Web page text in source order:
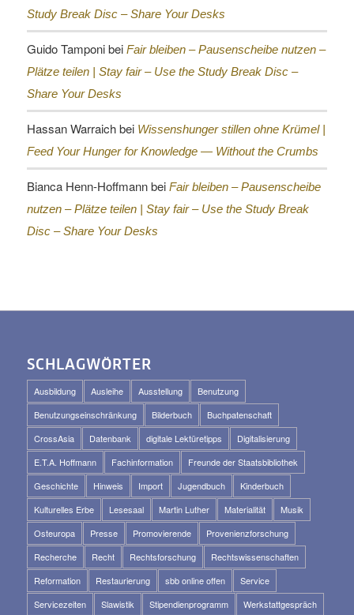
Study Break Disc – Share Your Desks
Guido Tamponibei Fair bleiben – Pausenscheibe nutzen –
Plätze teilen | Stay fair – Use the Study Break Disc –
Share Your Desks
Hassan Warraichbei Wissenshunger stillen ohne Krümel |
Feed Your Hunger for Knowledge — Without the Crumbs
Bianca Henn-Hoffmannbei Fair bleiben – Pausenscheibe
nutzen – Plätze teilen | Stay fair – Use the Study Break
Disc – Share Your Desks
SCHLAGWÖRTER
Ausbildung Ausleihe Ausstellung
Benutzung
Benutzungseinschränkung
Bilderbuch
Buchpatenschaft
CrossAsia
Datenbank digitale Lektüretipps
Digitalisierung
E.T.A. Hoffmann
Fachinformation
Freunde der Staatsbibliothek
Geschichte
Hinweis Import Jugendbuch
Kinderbuch
Kulturelles Erbe
Lesesaal Martin Luther Materialität
Musik
Osteuropa
Presse Promovierende
Provenienzforschung
Recherche
Recht Rechtsforschung
Rechtswissenschaften
Reformation
Restaurierung sbb online offen
Service
Servicezeiten
Slawistik Stipendienprogramm
Werkstattgespräch